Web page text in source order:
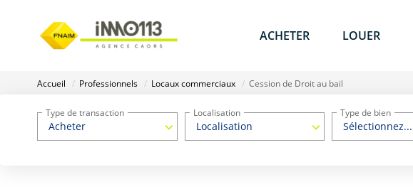
ACHETER LOUER
Accueil Professionnels Locaux commerciaux Cession de Droit au bail
Acheter
Type de transaction
Localisation
Localisation
Sélectionnez...
Type de bien